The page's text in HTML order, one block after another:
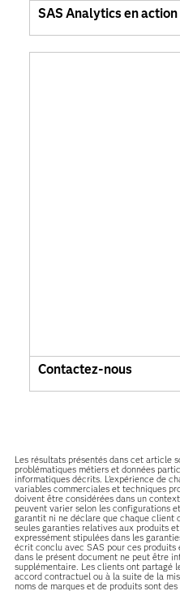
SAS Analytics en action
Contactez-nous
Les résultats présentés dans cet article
problématiques métiers et données
informatiques décrits. L'expérience de
variables commerciales et techniques
doivent être considérées dans un
peuvent varier selon les configurations
garantit ni ne déclare que chaque client
seules garanties relatives aux produits
expressément stipulées dans les
écrit conclu avec SAS pour ces
dans le présent document ne peut être
supplémentaire. Les clients ont partagé
accord contractuel ou à la suite de la
noms de marques et de produits sont